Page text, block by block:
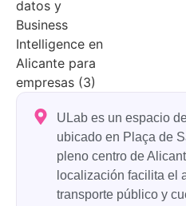
ULab es un espacio
ubicado en Plaça de
pleno centro de
localización facilita el
transporte público y